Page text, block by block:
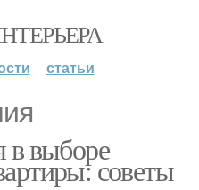
статьи
в выборе
советы